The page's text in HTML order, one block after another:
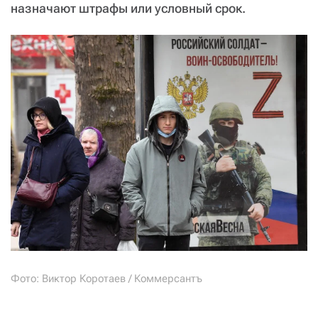
назначают штрафы или условный срок.
Фото: Виктор Коротаев / Коммерсантъ